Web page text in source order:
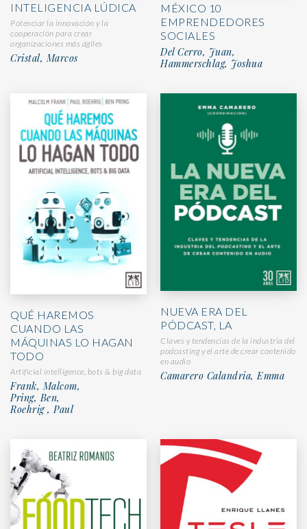
INTELIGENCIA LÚDICA
Potenciar la innovación y la
cooperación para crear
organizaciones más ágiles
Cristal, Marcos
MÉXICO 10
EMPRENDEDORES
SOCIALES
Del Cerro, Juan,
Hammerschlag, Joshua
QUÉ HAREMOS
CUANDO LAS
MÁQUINAS LO HAGAN
TODO
Artificial intelligence, bots & big data
Frank, Malcom,
Pring, Ben,
Roehrig , Paul
NUEVA ERA DEL
PÓDCAST, LA
Claves y tendencias de la industria del
podcasting y el arte de crear contenido
en audio
Camarero Calandria, Emma